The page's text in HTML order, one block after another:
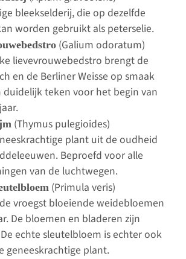
bleekselderij, die op dezelfde
worden gebruikt als peterselie.
(Galium odoratum)
lievevrouwebedstro brengt de
en de Berliner Weisse op smaak
duidelijk teken voor het begin van
(Thymus pulegioides)
plant uit de oudheid
Beproefd voor alle
van de luchtwegen.
(Primula veris)
vroegst bloeiende weidebloemen
De bloemen en bladeren zijn
echte sleutelbloem is echter ook
geneeskrachtige plant.